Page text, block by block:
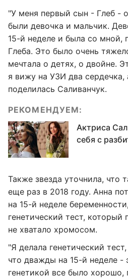
"У меня первый сын - Глеб -
были девочка и мальчик.
15-й неделе и была со мной,
Глеба. Это было очень
мечтала о детях, о двойне.
я вижу на УЗИ два сердечка,
поделилась Саливанчук.
РЕКОМЕНДУЕМ:
Актриса
себя с
Также звезда уточнила, что
еще раз в 2018 году. Анна
на 15-й неделе
генетический тест, который
не хватало хромосом.
"Я делала генетический
что дважды на 15-й неделе -
генетикой все было хорошо,